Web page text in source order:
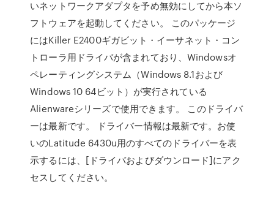
いネットワークアダプタを予め無効にしてから本ソ
フトウェアを起動してください。 このパッケージ
にはKiller E2400ギガビット・イーサネット・コン
トローラ用ドライバが含まれており、Windowsオ
ペレーティングシステム（Windows 8.1および
Windows 10 64ビット）が実行されている
Alienwareシリーズで使用できます。 このドライバ
ーは最新です。 ドライバー情報は最新です。お使
いのLatitude 6430u用のすべてのドライバーを表
示するには、[ドライバおよびダウンロード]にアク
セスしてください。